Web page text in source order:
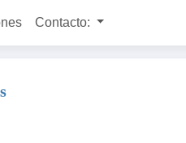
Contacto: